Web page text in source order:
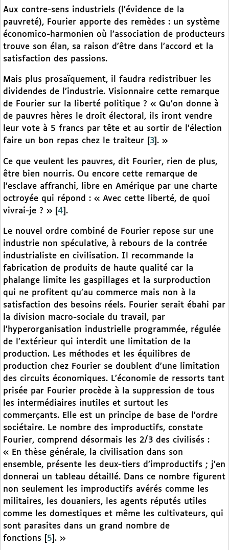
Aux contre-sens industriels (l’évidence de la
pauvreté), Fourier apporte des remèdes : un système
économico-harmonien où l’association de producteurs
trouve son élan, sa raison d’être dans l’accord et la
satisfaction des passions.
Mais plus prosaïquement, il faudra redistribuer les
dividendes de l’industrie. Visionnaire cette remarque
de Fourier sur la liberté politique ? « Qu’on donne à
de pauvres hères le droit électoral, ils iront vendre
leur vote à 5 francs par tête et au sortir de l’élection
faire un bon repas chez le traiteur
3 . »
Ce que veulent les pauvres, dit Fourier, rien de plus,
être bien nourris. Ou encore cette remarque de
l’esclave affranchi, libre en Amérique par une charte
octroyée qui répond : « Avec cette liberté, de quoi
vivrai-je ? »
4 .
Le nouvel ordre combiné de Fourier repose sur une
industrie non spéculative, à rebours de la contrée
industrialiste en civilisation. Il recommande la
fabrication de produits de haute qualité car la
phalange limite les gaspillages et la surproduction
qui ne profitent qu’au commerce mais non à la
satisfaction des besoins réels. Fourier serait ébahi par
la division macro-sociale du travail, par
l’hyperorganisation industrielle programmée, régulée
de l’extérieur qui interdit une limitation de la
production. Les méthodes et les équilibres de
production chez Fourier se doublent d’une limitation
des circuits économiques. L’économie de ressorts tant
prisée par Fourier procède à la suppression de tous
les intermédiaires inutiles et surtout les
commerçants. Elle est un principe de base de l’ordre
sociétaire. Le nombre des improductifs, constate
Fourier, comprend désormais les 2/3 des civilisés :
« En thèse générale, la civilisation dans son
ensemble, présente les deux-tiers d’improductifs ; j’en
donnerai un tableau détaillé. Dans ce nombre figurent
non seulement les improductifs avérés comme les
militaires, les douaniers, les agents réputés utiles
comme les domestiques et même les cultivateurs, qui
sont parasites dans un grand nombre de
fonctions
5 . »